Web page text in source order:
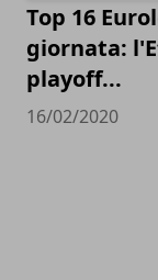
Top 16
giornata:
playoff...
16/02/2020